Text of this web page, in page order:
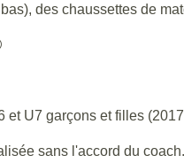
des chaussettes de
U7 garçons et filles
sans l'accord du coach.